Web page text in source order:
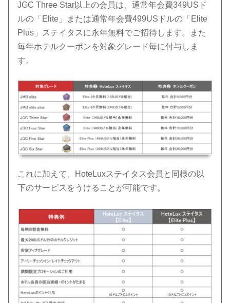
JGC Three Star以上の会員は、通常年会費349USド
ルの「Elite」または通常年会費499USドルの「Elite
Plus」ステイタスに永年無料でご招待します。また
毎年ホテルクーポンを対象グレード毎に付与しま
す。
これに加えて、HoteLuxステイタス会員と同様の以
下のサービスをうけることが可能です。